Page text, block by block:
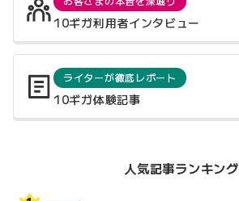
10ギガ利用者インタビュー
ライターが徹底レポート
10ギガ体験記事
人気記事ランキング